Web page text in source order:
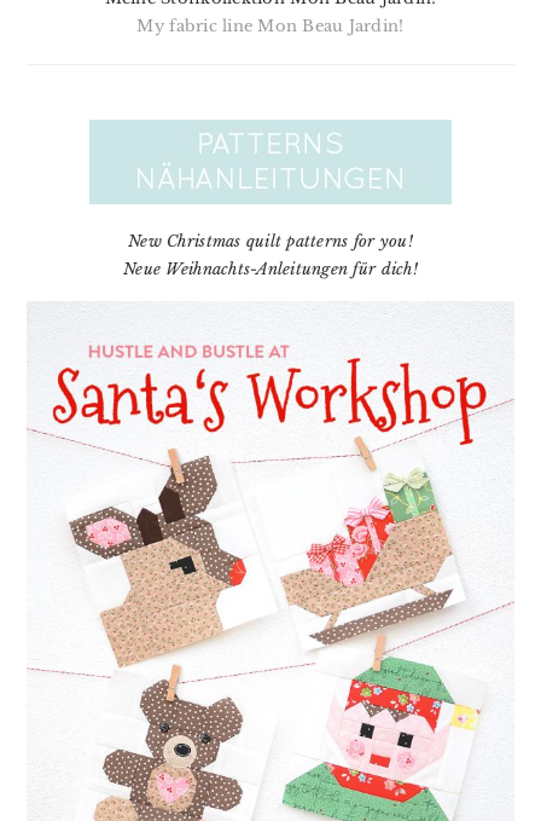
My fabric line Mon Beau Jardin!
New Christmas quilt patterns for you!
Neue Weihnachts-Anleitungen für dich!